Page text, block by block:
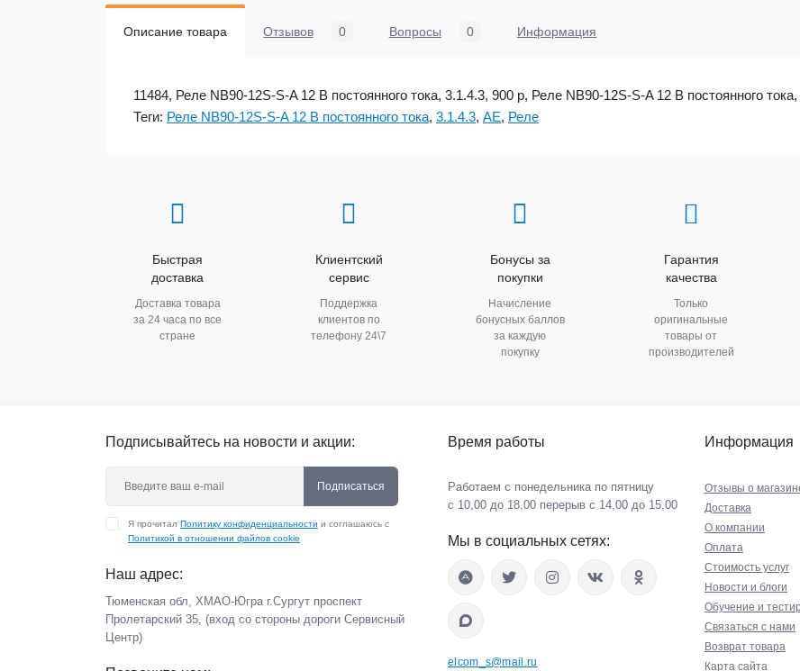
Описание товара Отзывов 0 Вопросы 0 Информация
11484, Реле NB90-12S-S-A 12 В постоянного тока, 3.1.4.3, 900 р, Реле NB90-12S-S-A 12 В постоянного
Теги: Реле NB90-12S-S-A 12 В постоянного тока, 3.1.4.3, AE, Реле
Быстрая
доставка
Доставка товара
за 24 часа по все
стране
Клиентский
сервис
Поддержка
клиентов по
телефону 24\7
Бонусы за
покупки
Начисление
бонусных баллов
за каждую
покупку
Гарантия
качества
Только
оригинальные
товары от
производителей
Подписывайтесь на новости и акции:
Подписаться
Я прочитал Политику конфиденциальности и соглашаюсь с
Политикой в отношении файлов cookie
Наш адрес:
Тюменская обл, ХМАО-Югра г.Сургут проспект
Пролетарский 35, (вход со стороны дороги Сервисный
Центр)
Время работы
Работаем с понедельника по пятницу
с 10,00 до 18,00 перерыв с 14,00 до 15,00
Мы в социальных сетях:
elcom_s@mail.ru
Информация
Отзывы о
Доставка
О компании
Оплата
Стоимость услуг
Новости и блоги
Обучение и
Связаться с нами
Возврат товара
Карта сайта